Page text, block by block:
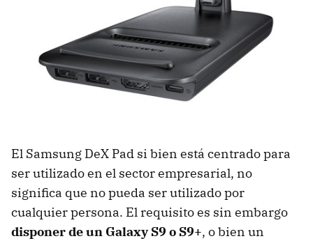
El Samsung DeX Pad si bien está centrado para
ser utilizado en el sector empresarial, no
significa que no pueda ser utilizado por
cualquier persona. El requisito es sin embargo
disponer de un Galaxy S9 o S9+, o bien un